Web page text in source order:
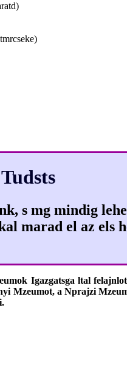
Tudsts
s mg mindig
marad el az els
Igazgatsga ltal
Mzeumot, a Nprajzi